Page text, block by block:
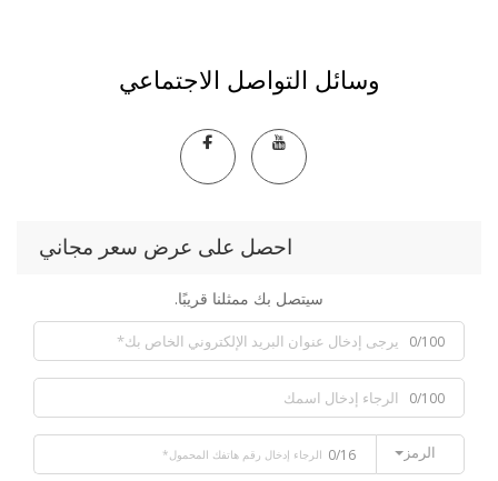
وسائل التواصل الاجتماعي
احصل على عرض سعر مجاني
سيتصل بك ممثلنا قريبًا.
0/16